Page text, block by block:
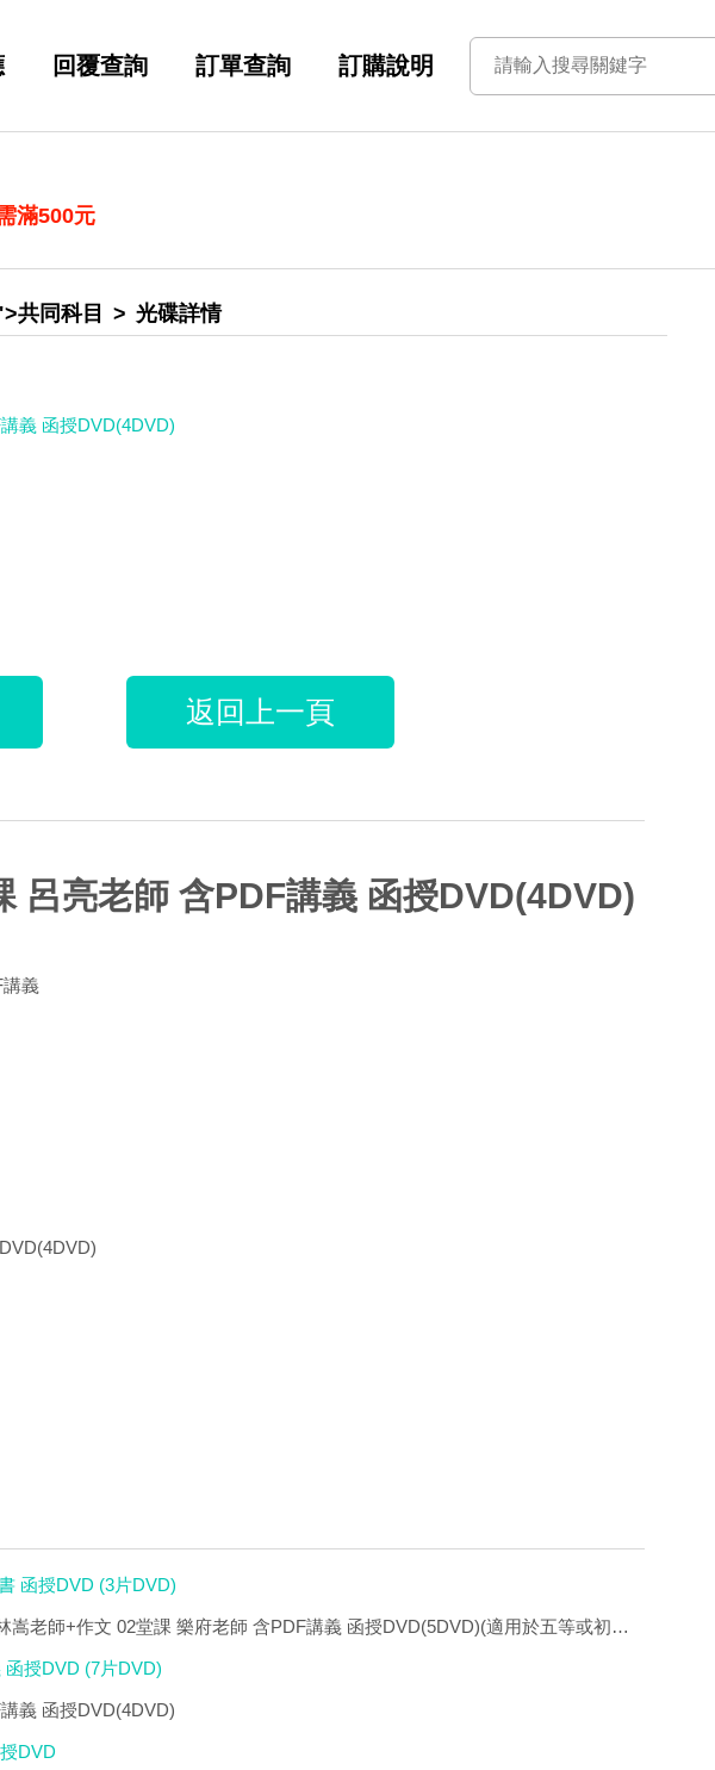
回覆查詢 訂單查詢 訂購說明
滿500元
共同科目 光碟詳情
義 函授DVD(4DVD)
返回上一頁
呂亮老師 含PDF講義 函授DVD(4DVD)
義
函授DVD (3片DVD)
老師+作文 02堂課 樂府老師 含PDF講義 函授DVD(5DVD)(適用於五等或初等
授DVD (7片DVD)
義 函授DVD(4DVD)
DVD